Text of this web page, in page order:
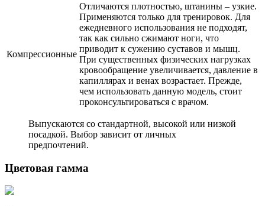
Компрессионные
Отличаются плотностью, штанины – узкие.
Применяются только для тренировок. Для
ежедневного использования не подходят,
так как сильно сжимают ноги, что
приводит к сужению суставов и мышц.
При существенных физических нагрузках
кровообращение увеличивается, давление в
капиллярах и венах возрастает. Прежде,
чем использовать данную модель, стоит
проконсультироваться с врачом.
Выпускаются со стандартной, высокой или низкой
посадкой. Выбор зависит от личных
предпочтений.
Цветовая гамма